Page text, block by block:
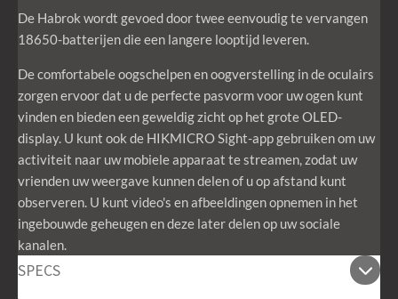
De Habrok wordt gevoed door twee eenvoudig te vervangen
18650-batterijen die een langere looptijd leveren.
De comfortabele oogschelpen en oogverstelling in de oculairs
zorgen ervoor dat u de perfecte pasvorm voor uw ogen kunt
vinden en bieden een geweldig zicht op het grote OLED-
display. U kunt ook de HIKMICRO Sight-app gebruiken om uw
activiteit naar uw mobiele apparaat te streamen, zodat uw
vrienden uw weergave kunnen delen of u op afstand kunt
observeren. U kunt video's en afbeeldingen opnemen in het
ingebouwde geheugen en deze later delen op uw sociale
kanalen.
SPECS